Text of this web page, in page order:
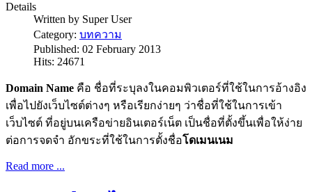
Details
Written by Super User
Category: บทความ
Published: 02 February 2013
Hits: 24671
Domain Name คือ ชื่อที่ระบุลงในคอมพิวเตอร์ที่ใช้ในการอ้างอิง
เพื่อไปยังเว็บไซต์ต่างๆ หรือเรียกง่ายๆ ว่าชื่อที่ใช้ในการเข้า
เว็บไซต์ ที่อยู่บนเครือข่ายอินเตอร์เน็ต เป็นชื่อที่ตั้งขึ้นเพื่อให้ง่าย
ต่อการจดจำ อักขระที่ใช้ในการตั้งชื่อโดเมนเนม
Read more ...